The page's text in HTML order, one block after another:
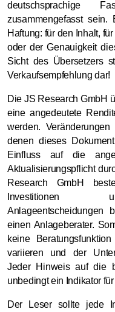
deutschsprachige
zusammengefasst
Haftung: für den Inhalt,
oder der Genauigkeit
Sicht des Übersetzers
Verkaufsempfehlung dar!
Die JS Research GmbH
eine angedeutete
werden.
denen dieses
Einfluss auf die
Aktualisierungspflicht
Research GmbH
Investitionen
Anlageentscheidungen
einen Anlageberater.
keine
variieren und der
Jeder Hinweis auf die
unbedingt ein Indikator
Der Leser sollte jede